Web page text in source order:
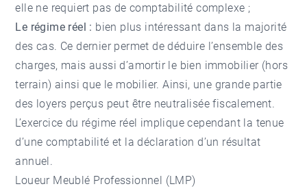
elle ne requiert pas de comptabilité complexe ;
Le régime réel : bien plus intéressant dans la majorité
des cas. Ce dernier permet de déduire l’ensemble des
charges, mais aussi d’amortir le bien immobilier (hors
terrain) ainsi que le mobilier. Ainsi, une grande partie
des loyers perçus peut être neutralisée fiscalement.
L’exercice du régime réel implique cependant la tenue
d’une comptabilité et la déclaration d’un résultat
annuel.
Loueur Meublé Professionnel (LMP)